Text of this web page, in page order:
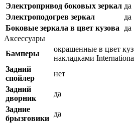
Электропривод боковых зеркал да
Электроподогрев зеркал
да
Боковые зеркала в цвет кузова
да
Аксессуары
Бамперы
окрашенные в цвет
накладками
Задний
спойлер
нет
Задний
дворник
да
Задние
брызговики
да